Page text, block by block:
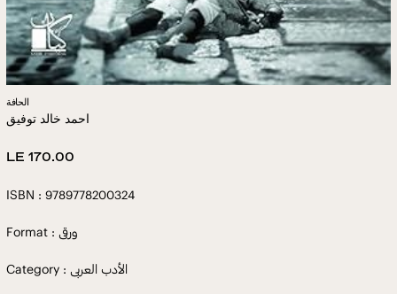
الحافة
احمد خالد توفيق
Regular
LE 170.00
ISBN : 9789778200324
Format : ورقى
Category : الأدب العربى